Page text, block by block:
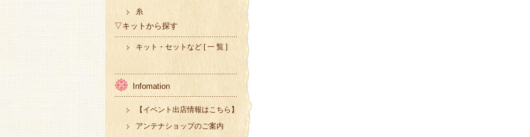
糸
▽キットから探す
キット・セットなど [ 一 覧 ]
Infomation
【イベント出店情報はこちら】
アンテナショップのご案内